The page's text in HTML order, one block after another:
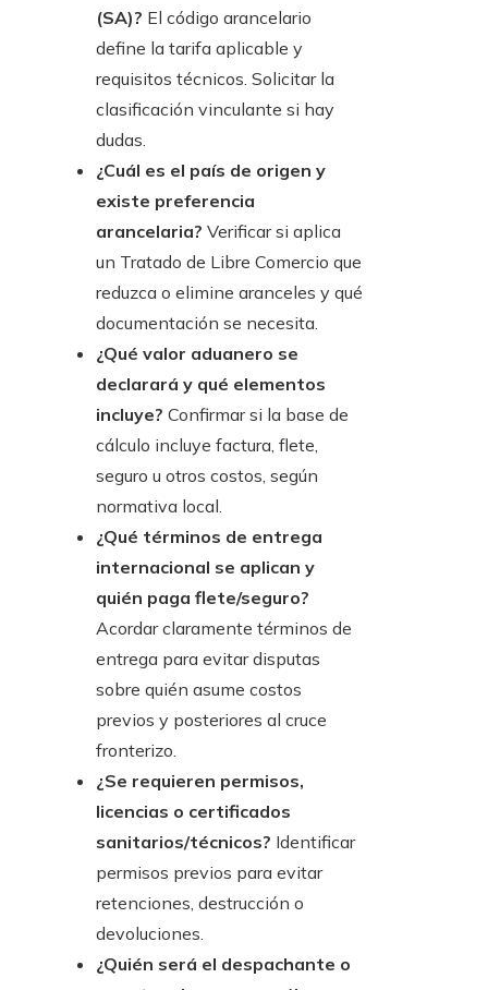
(SA)? El código arancelario
define la tarifa aplicable y
requisitos técnicos. Solicitar la
clasificación vinculante si hay
dudas.
¿Cuál es el país de origen y
existe preferencia
arancelaria? Verificar si aplica
un Tratado de Libre Comercio que
reduzca o elimine aranceles y qué
documentación se necesita.
¿Qué valor aduanero se
declarará y qué elementos
incluye? Confirmar si la base de
cálculo incluye factura, flete,
seguro u otros costos, según
normativa local.
¿Qué términos de entrega
internacional se aplican y
quién paga flete/seguro?
Acordar claramente términos de
entrega para evitar disputas
sobre quién asume costos
previos y posteriores al cruce
fronterizo.
¿Se requieren permisos,
licencias o certificados
sanitarios/técnicos? Identificar
permisos previos para evitar
retenciones, destrucción o
devoluciones.
¿Quién será el despachante o